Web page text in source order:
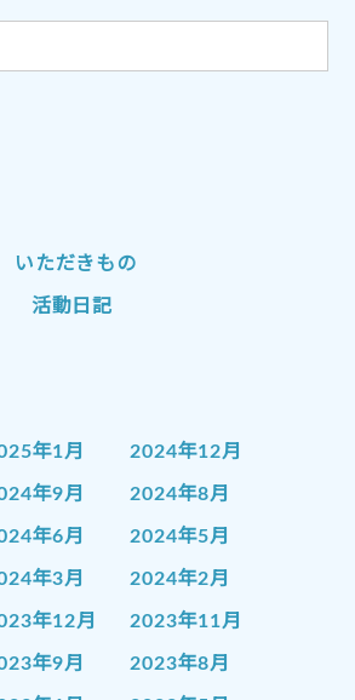
いただきもの
活動日記
年1月 2024年12月
年9月 2024年8月
年6月 2024年5月
年3月 2024年2月
年12月 2023年11月
年9月 2023年8月